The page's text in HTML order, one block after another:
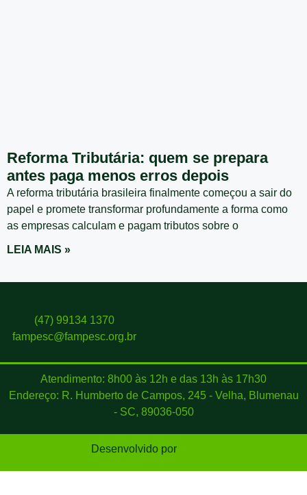
Reforma Tributária: quem se prepara
antes paga menos erros depois
A reforma tributária brasileira finalmente começou a sair do
papel e promete transformar profundamente a forma como
as empresas calculam e pagam tributos sobre o
LEIA MAIS »
(47) 99134 1370
fampesc@fampesc.org.br
Atendimento: 8h00 às 12h e das 13h às 17h30
Endereço: R. Humberto de Campos, 245 - Velha, Blumenau
- SC, 89036-050
Desenvolvido por